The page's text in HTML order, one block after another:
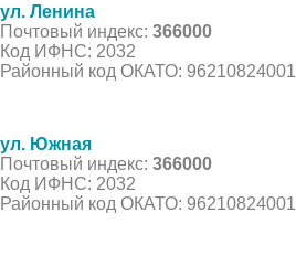
ул. Ленина
Почтовый индекс: 366000
Код ИФНС: 2032
Районный код ОКАТО: 96210824001
ул. Южная
Почтовый индекс: 366000
Код ИФНС: 2032
Районный код ОКАТО: 96210824001